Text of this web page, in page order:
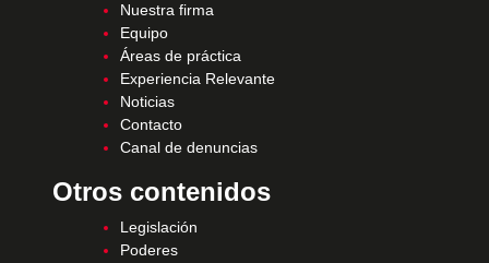
Nuestra firma
Equipo
Áreas de práctica
Experiencia Relevante
Noticias
Contacto
Canal de denuncias
Otros contenidos
Legislación
Poderes